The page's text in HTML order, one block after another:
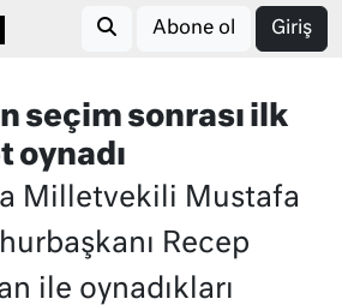
Abone ol Giriş
seçim sonrası ilk
oynadı
Milletvekili Mustafa
Recep
ile oynadıkları